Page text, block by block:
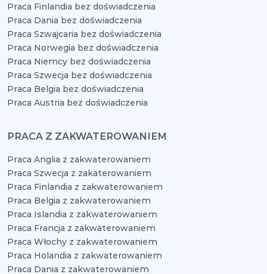
Praca Finlandia bez doświadczenia
Praca Dania bez doświadczenia
Praca Szwajcaria bez doświadczenia
Praca Norwegia bez doświadczenia
Praca Niemcy bez doświadczenia
Praca Szwecja bez doświadczenia
Praca Belgia bez doświadczenia
Praca Austria bez doświadczenia
PRACA Z ZAKWATEROWANIEM
Praca Anglia z zakwaterowaniem
Praca Szwecja z zakaterowaniem
Praca Finlandia z zakwaterowaniem
Praca Belgia z zakwaterowaniem
Praca Islandia z zakwaterowaniem
Praca Francja z zakwaterowaniem
Praca Włochy z zakwaterowaniem
Praca Holandia z zakwaterowaniem
Praca Dania z zakwaterowaniem